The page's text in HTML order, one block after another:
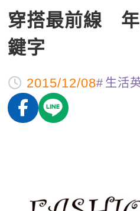
英文課程總表
英文會話
商用英文
英文檢定
GEPT 全民英檢課程
英文聽力養成
主題課程
線上真人
全國分校
英文部落格
師資團隊
企業服務
穿搭最前線 年
鍵字
2015/12/08 生活